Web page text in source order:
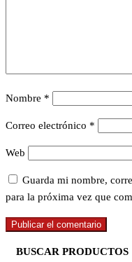
Nombre *
Correo electrónico *
Web
Guarda mi nombre,
para la próxima vez que
BUSCAR PRODUCTOS